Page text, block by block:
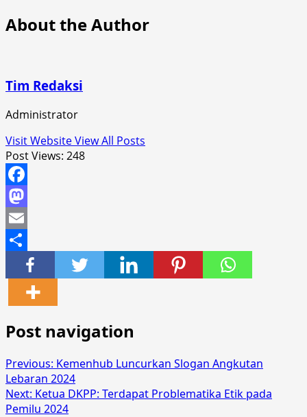
About the Author
Tim Redaksi
Administrator
Visit WebsiteView All Posts
Post Views: 248
Facebook
Mastodon
Email
Share
Post navigation
Previous: Kemenhub Luncurkan Slogan Angkutan
Lebaran 2024
Next: Ketua DKPP: Terdapat Problematika Etik pada
Pemilu 2024